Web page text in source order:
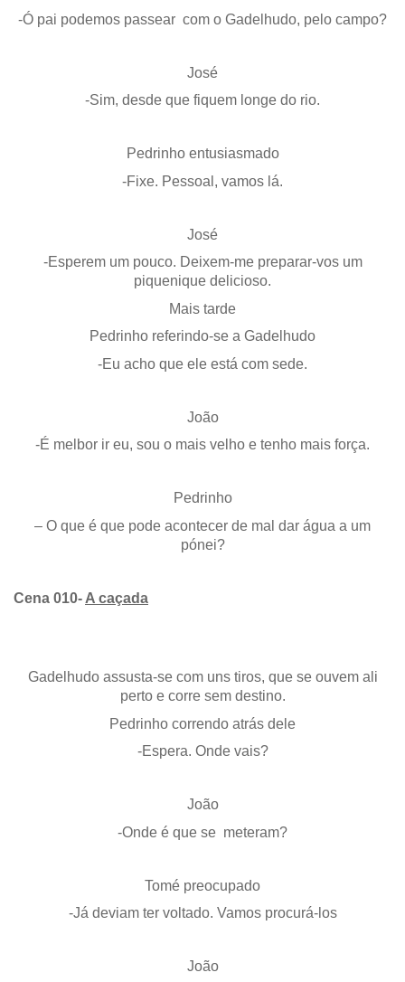
-Ó pai podemos passear com o Gadelhudo, pelo campo?
José
-Sim, desde que fiquem longe do rio.
Pedrinho entusiasmado
-Fixe. Pessoal, vamos lá.
José
-Esperem um pouco. Deixem-me preparar-vos um
piquenique delicioso.
Mais tarde
Pedrinho referindo-se a Gadelhudo
-Eu acho que ele está com sede.
João
-É melbor ir eu, sou o mais velho e tenho mais força.
Pedrinho
– O que é que pode acontecer de mal dar água a um
pónei?
Cena 010- A caçada
Gadelhudo assusta-se com uns tiros, que se ouvem ali
perto e corre sem destino.
Pedrinho correndo atrás dele
-Espera. Onde vais?
João
-Onde é que se meteram?
Tomé preocupado
-Já deviam ter voltado. Vamos procurá-los
João